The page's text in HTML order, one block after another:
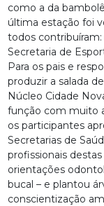
como a da
última estação foi
todos contribuíram:
Secretaria de
Para os pais e
produzir a salada
Núcleo Cidade
função com muito
os participantes
Secretarias de
profissionais
orientações
bucal – e plantou
conscientização